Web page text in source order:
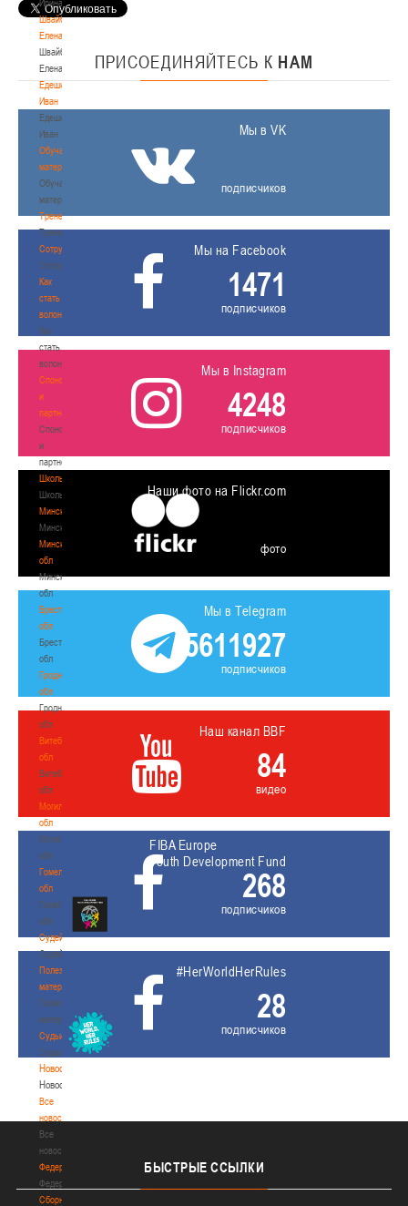
Ирина
Швайбович
Елена
Швайбович
Елена
Едешко
Иван
Едешко
Иван
Обучающие
материалы
Обучающие
материалы
Тренерам
Тренерам
Сотрудничество
Сотрудничество
Как
стать
волонтером
Как
стать
волонтером
Спонсоры
и
партнеры
Спонсоры
и
партнеры
Школы
Школы
Минск
Минск
Минская
обл
Минская
обл
Брестская
обл
Брестская
обл
Гродненская
обл
Гродненская
обл
Витебская
обл
Витебская
обл
Могилевская
обл
Могилевская
обл
Гомельская
обл
Гомельская
обл
Судейство
Судейство
Полезные
материалы
Полезные
материалы
Судьи
Судьи
Новости
Новости
Все
новости
Все
новости
Федерация
Федерация
Сборные
ПРИСОЕДИНЯЙТЕСЬ К НАМ
Мы в VK
подписчиков
Мы на Facebook
1471
подписчиков
Мы в Instagram
4248
подписчиков
Наши фото на Flickr.com
фото
Мы в Telegram
5611927
подписчиков
Наш канал BBF
84
видео
FIBA Europe
Youth Development Fund
268
подписчиков
#HerWorldHerRules
28
подписчиков
БЫСТРЫЕ ССЫЛКИ